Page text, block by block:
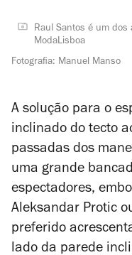
Raul Santos é um
ModaLisboa
Fotografia: Manuel Manso
A solução para o
inclinado do tecto
passadas dos
uma grande
espectadores,
Aleksandar Protic
preferido
lado da parede